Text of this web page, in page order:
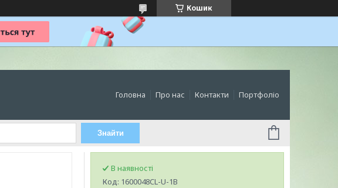
Кошик
Головна Про нас Контакти Портфоліо
Знайти
В наявності
Код: 1600048CL-U-1B